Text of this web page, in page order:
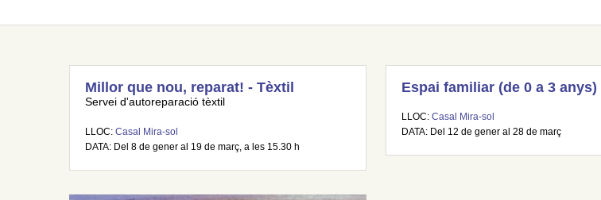
Millor que nou, reparat! - Tèxtil
Servei d'autoreparació tèxtil
LLOC: Casal Mira-sol
DATA: Del 8 de gener al 19 de març, a les 15.30 h
Espai familiar (de 0 a 3 anys)
LLOC: Casal Mira-sol
DATA: Del 12 de gener al 28 de març